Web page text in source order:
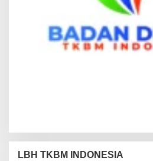
LBH TKBM INDONESIA